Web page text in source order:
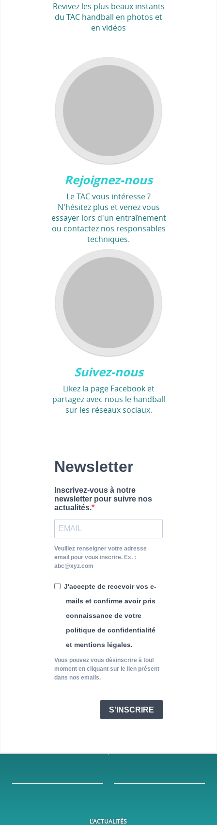
Revivez les plus beaux instants
du TAC handball en photos et
en vidéos
Rejoignez-nous
Le TAC vous intéresse ?
N'hésitez plus et venez vous
essayer lors d'un entraînement
ou contactez nos responsables
techniques.
Suivez-nous
Likez la page Facebook et
partagez avec nous le handball
sur les réseaux sociaux.
Newsletter
Inscrivez-vous à notre
newsletter pour suivre nos
actualités.
Veuillez renseigner votre adresse
email pour vous inscrire. Ex. :
abc@xyz.com
J'accepte de recevoir vos e-
mails et confirme avoir pris
connaissance de votre
politique de confidentialité
et mentions légales.
Vous pouvez vous désinscrire à tout
moment en cliquant sur le lien présent
dans nos emails.
S'INSCRIRE
L'ACTUALITÉS